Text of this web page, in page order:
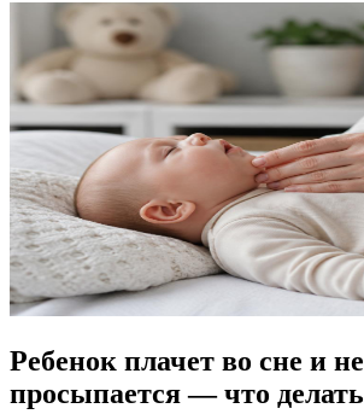
Ребенок плачет во сне и не
просыпается — что делать